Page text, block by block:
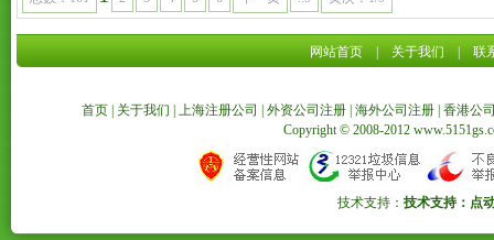
网站首页 关于我们 联
首页 关于我们 上海注册公司 外资公司注册 海外公司注册 香港公
Copyright © 2008-2012
技术支持： 技术支持：点